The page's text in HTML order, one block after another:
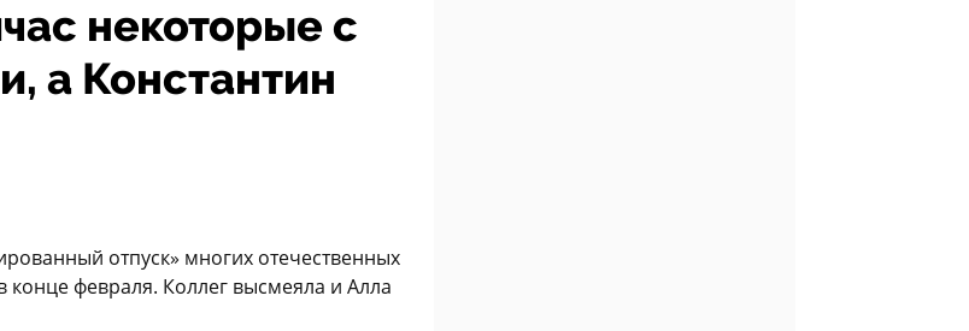
некоторые с
а Константин
отпуск» многих отечественных
конце февраля. Коллег высмеяла и Алла